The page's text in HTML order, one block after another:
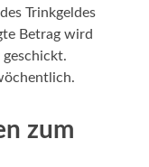
Trinkgeldes
Betrag wird
zum